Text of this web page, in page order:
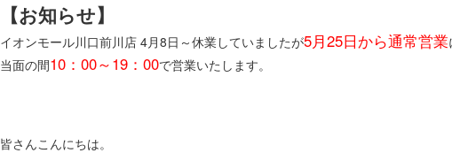
【お知らせ】
イオンモール川口前川店 4月8日～休業していましたが5月25日から通常営業
当面の間10：00～19：00で営業いたします。
皆さんこんにちは。